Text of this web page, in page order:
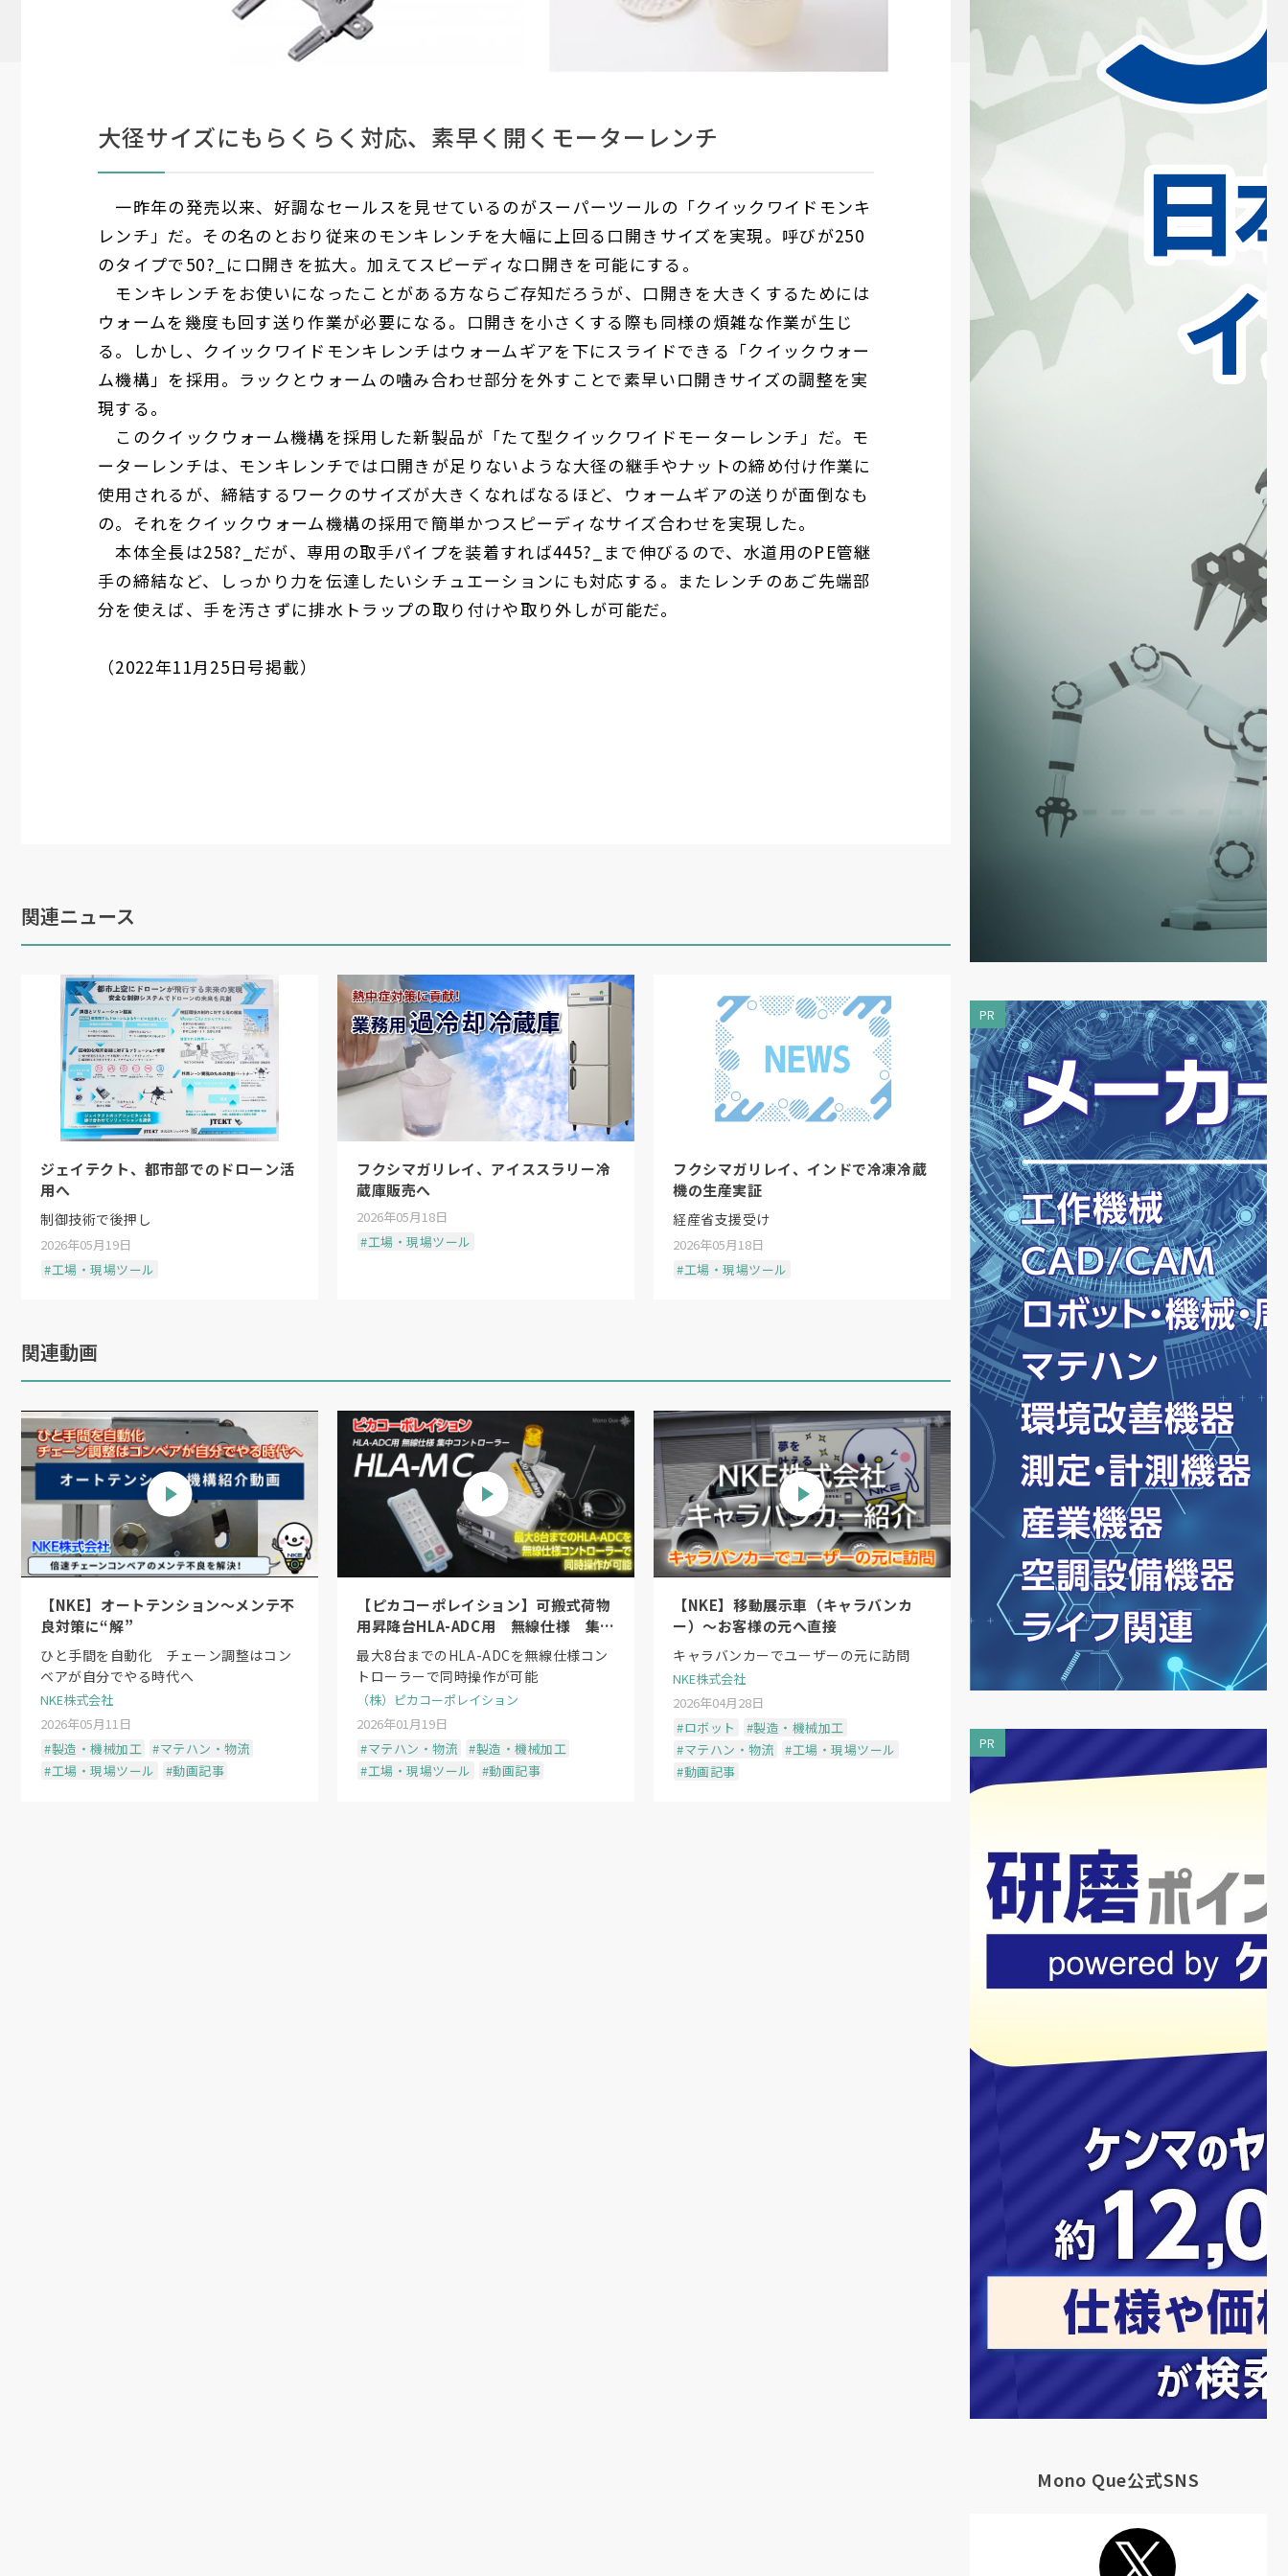
大径サイズにもらくらく対応、素早く開くモーターレンチ
一昨年の発売以来、好調なセールスを見せているのがスーパーツールの「クイックワイドモンキ
レンチ」だ。その名のとおり従来のモンキレンチを大幅に上回る口開きサイズを実現。呼びが250
のタイプで50?_に口開きを拡大。加えてスピーディな口開きを可能にする。
モンキレンチをお使いになったことがある方ならご存知だろうが、口開きを大きくするためには
ウォームを幾度も回す送り作業が必要になる。口開きを小さくする際も同様の煩雑な作業が生じ
る。しかし、クイックワイドモンキレンチはウォームギアを下にスライドできる「クイックウォー
ム機構」を採用。ラックとウォームの噛み合わせ部分を外すことで素早い口開きサイズの調整を実
現する。
このクイックウォーム機構を採用した新製品が「たて型クイックワイドモーターレンチ」だ。モ
ーターレンチは、モンキレンチでは口開きが足りないような大径の継手やナットの締め付け作業に
使用されるが、締結するワークのサイズが大きくなればなるほど、ウォームギアの送りが面倒なも
の。それをクイックウォーム機構の採用で簡単かつスピーディなサイズ合わせを実現した。
本体全長は258?_だが、専用の取手パイプを装着すれば445?_まで伸びるので、水道用のPE管継
手の締結など、しっかり力を伝達したいシチュエーションにも対応する。またレンチのあご先端部
分を使えば、手を汚さずに排水トラップの取り付けや取り外しが可能だ。
（2022年11月 25日号掲載）
関連ニュース
ジェイテクト、都市部でのドローン活
用へ
制御技術で後押し
2026年05月19日
#工場・現場ツール
フクシマガリレイ、アイススラリー冷
蔵庫販売へ
2026年05月18日
#工場・現場ツール
フクシマガリレイ、インドで冷凍冷蔵
機の生産実証
経産省支援受け
2026年05月18日
#工場・現場ツール
関連動画
【NKE】オートテンション〜メンテ不
良対策に“解”
ひと手間を自動化 チェーン調整はコン
ベアが自分でやる時代へ
NKE株式会社
2026年05月11日
#製造・機械加工 #マテハン・物流
#工場・現場ツール
#動画記事
【ピカコーポレイション】可搬式荷物
用昇降台HLA-ADC用 無線仕様 集中
コントローラー「HLA-MC」
最大8台までのHLA-ADCを無線仕様コン
トローラーで同時操作が可能
（株）ピカコーポレイション
2026年01月19日
#マテハン・物流
#製造・機械加工
#工場・現場ツール
#動画記事
【NKE】移動展示車（キャラバンカ
ー）〜お客様の元へ直接
キャラバンカーでユーザーの元に訪問
NKE株式会社
2026年04月28日
#ロボット
#製造・機械加工
#マテハン・物流
#工場・現場ツール
#動画記事
PR
PR
Mono Que公式SNS